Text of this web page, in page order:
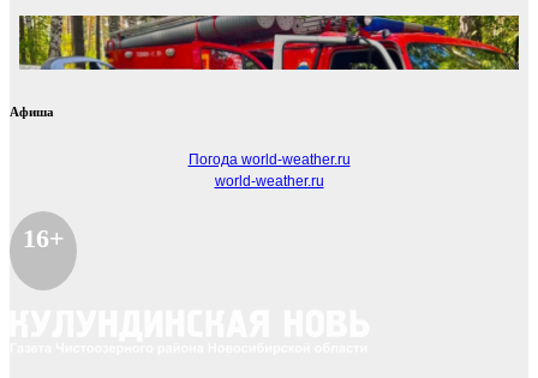
Афиша
Погода world-weather.ru
world-weather.ru
16+